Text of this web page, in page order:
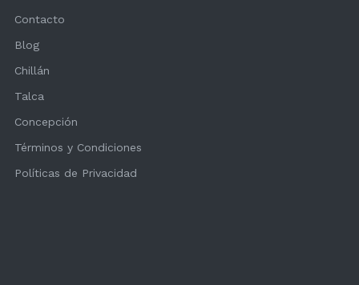
Contacto
Blog
Chillán
Talca
Concepción
Términos y Condiciones
Políticas de Privacidad